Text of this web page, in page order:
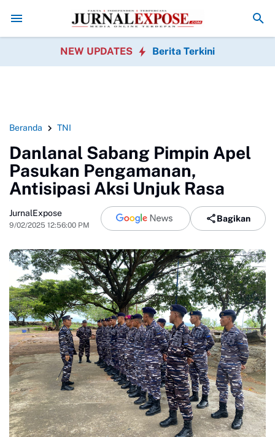
Diduga di Menu MBG Ada Gorengan, Wali Murid
NEW UPDATES Berita Terkini
Beranda TNI
Danlanal Sabang Pimpin Apel
Pasukan Pengamanan,
Antisipasi Aksi Unjuk Rasa
JurnalExpose
9/02/2025 12:56:00 PM
Bagikan